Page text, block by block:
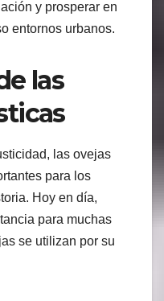
y prosperar en
entornos urbanos.
las
las ovejas
para los
Hoy en día,
para muchas
se utilizan por su